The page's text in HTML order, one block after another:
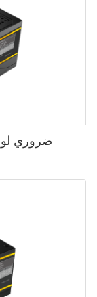
ضروري